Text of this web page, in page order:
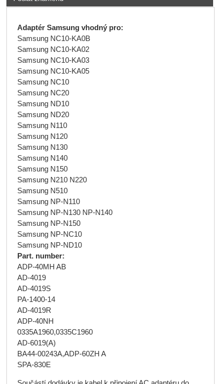
Adaptér Samsung vhodný pro:
Samsung NC10-KA0B
Samsung NC10-KA02
Samsung NC10-KA03
Samsung NC10-KA05
Samsung NC10
Samsung NC20
Samsung ND10
Samsung ND20
Samsung N110
Samsung N120
Samsung N130
Samsung N140
Samsung N150
Samsung N210 N220
Samsung N510
Samsung NP-N110
Samsung NP-N130 NP-N140
Samsung NP-N150
Samsung NP-NC10
Samsung NP-ND10
Part. number:
ADP-40MH AB
AD-4019
AD-4019S
PA-1400-14
AD-4019R
ADP-40NH
0335A1960,0335C1960
AD-6019(A)
BA44-00243A,ADP-60ZH A
SPA-830E